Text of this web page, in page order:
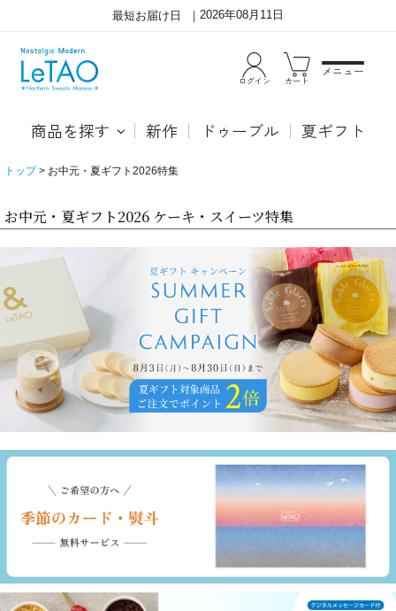
最短お届け日 2026年08月11日
ログイン カート
メニュー
商品を探す 新作 ドゥーブル 夏ギフト
トップ お中元・夏ギフト2026特集
お中元・夏ギフト2026 ケーキ・スイーツ特集